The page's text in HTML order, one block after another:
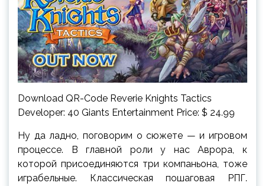
Download QR-Code Reverie Knights Tactics
Developer: 40 Giants Entertainment Price: $ 24.99
Ну да ладно, поговорим о сюжете — и игровом
процессе. В главной роли у нас Аврора, к
которой присоединяются три компаньона, тоже
играбельные. Классическая пошаговая РПГ.